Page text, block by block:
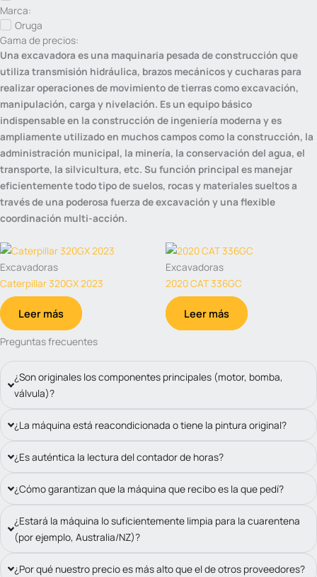
Marca:
Oruga
Gama de precios:
Una excavadora es una maquinaria pesada de construcción que
utiliza transmisión hidráulica, brazos mecánicos y cucharas para
realizar operaciones de movimiento de tierras como excavación,
manipulación, carga y nivelación. Es un equipo básico
indispensable en la construcción de ingeniería moderna y es
ampliamente utilizado en muchos campos como la construcción, la
administración municipal, la minería, la conservación del agua, el
transporte, la silvicultura, etc. Su función principal es manejar
eficientemente todo tipo de suelos, rocas y materiales sueltos a
través de una poderosa fuerza de excavación y una flexible
coordinación multi-acción.
Excavadoras
Caterpillar 320GX 2023
Leer más
Excavadoras
2020 CAT 336GC
Leer más
Preguntas frecuentes
¿Son originales los componentes principales (motor, bomba,
válvula)?
¿La máquina está reacondicionada o tiene la pintura original?
¿Es auténtica la lectura del contador de horas?
¿Cómo garantizan que la máquina que recibo es la que pedí?
¿Estará la máquina lo suficientemente limpia para la cuarentena
(por ejemplo, Australia/NZ)?
¿Por qué nuestro precio es más alto que el de otros proveedores?